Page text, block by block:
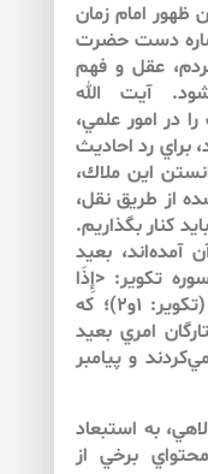
ظهور امام زمان
دست حضرت
عقل و فهم
آيت الله
در امور علمي،
رد احاديث
اين ملاك،
از طريق نقل،
كنار بگذاريم.
آمده‌اند، بعيد
تكوير: <إِذَا
الشَّمْسُ كُوِّرَتْ وَ إِذَا النُّجُومُ انكَدَرَت> (تكوير: ۱و۲)؛ كه
امري بعيد
و پيامبر
به استبعاد
برخي از